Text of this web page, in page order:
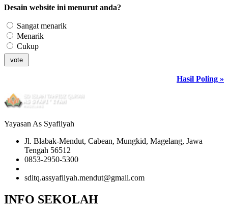
Desain website ini menurut anda?
Sangat menarik
Menarik
Cukup
Hasil Poling »
Yayasan As Syafiiyah
Jl. Blabak-Mendut, Cabean, Mungkid, Magelang, Jawa
Tengah 56512
0853-2950-5300
sditq.assyafiiyah.mendut@gmail.com
INFO SEKOLAH